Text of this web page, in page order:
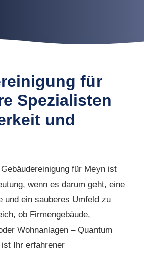
für
Spezialisten
und
für Meyn ist
wenn es darum geht, eine
und ein sauberes Umfeld zu
ob Firmengebäude,
Wohnanlagen – Quantum
Ihr erfahrener